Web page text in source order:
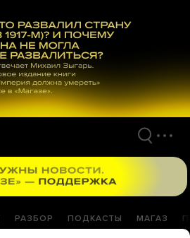
РАЗБОР ПОДКАСТЫ МАГАЗ